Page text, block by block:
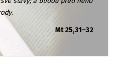
Mt 25,31–32